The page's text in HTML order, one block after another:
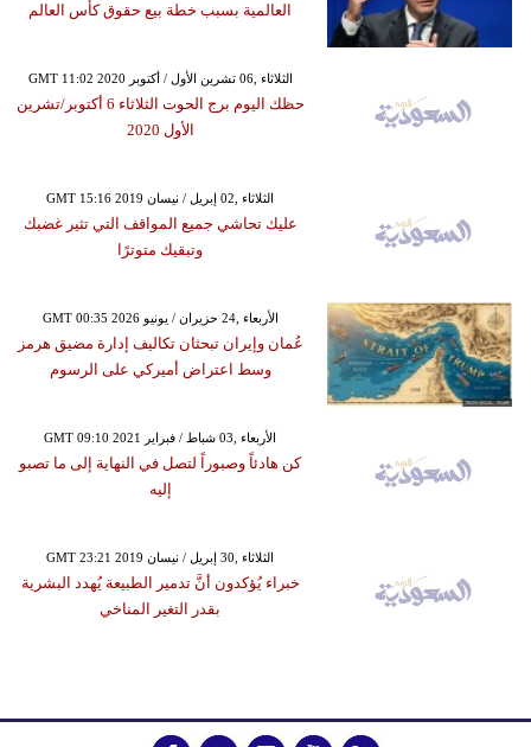
العالمية بسبب خطة بيع حقوق كأس العالم
GMT 11:02 2020 الثلاثاء ,06 تشرين الأول / أكتوبر
حظك اليوم برج الحوت الثلاثاء 6 أكتوبر/تشرين
الأول 2020
GMT 15:16 2019 الثلاثاء ,02 إبريل / نيسان
عليك تحاشي جميع المواقف التي تثير غضبك
وتبقيك متوترًا
GMT 00:35 2026 الأربعاء ,24 حزيران / يونيو
عُمان وإيران تبحثان تكاليف إدارة مضيق هرمز
وسط اعتراض أميركي على الرسوم
GMT 09:10 2021 الأربعاء ,03 شباط / فبراير
كن هادئاً وصبوراً لتصل في النهاية إلى ما تصبو
إليه
GMT 23:21 2019 الثلاثاء ,30 إبريل / نيسان
خبراء يُؤكدون أنَّ تدمير الطبيعة يُهدد البشرية
بقدر التغير المناخي